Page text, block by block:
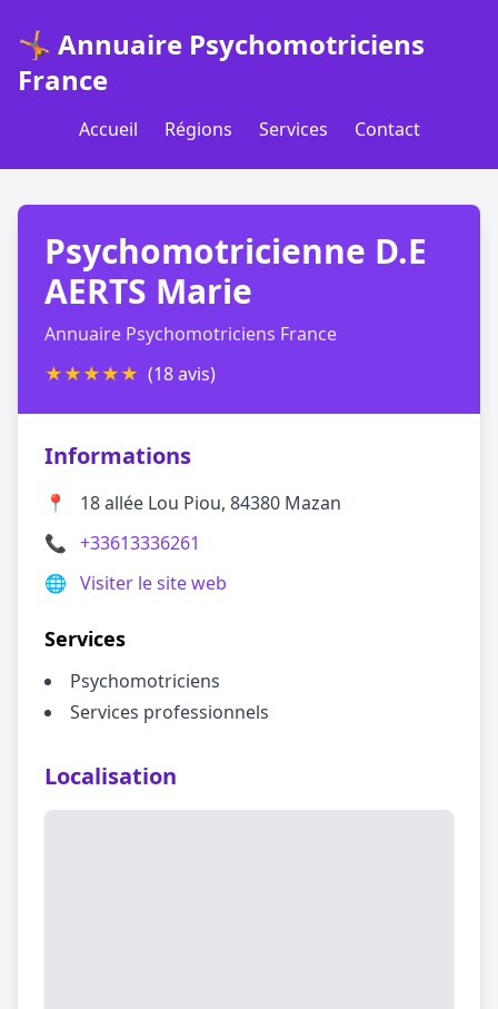
🤸 Annuaire Psychomotriciens
France
Accueil Régions Services Contact
Psychomotricienne D.E
AERTS Marie
Annuaire Psychomotriciens France
★★★★★ (18 avis)
Informations
📍
18 allée Lou Piou, 84380 Mazan
📞 +33613336261
🌐 Visiter le site web
Services
Psychomotriciens
Services professionnels
Localisation